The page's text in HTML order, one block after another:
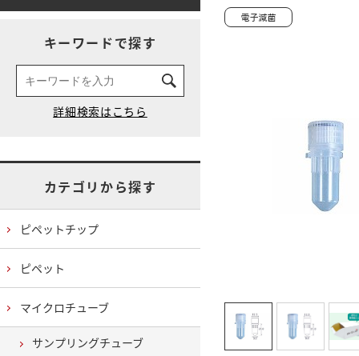
キーワードで探す
カテゴリから探す
ピペットチップ
ピペット
マイクロチューブ
サンプリングチューブ